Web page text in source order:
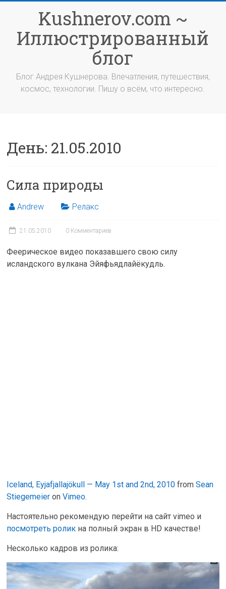
содержимомуKushnerov.com ~
Иллюстрированный
блог
Блог Андрея Кушнерова. Впечатления, путешествия,
космос, технологии. Пишу о всём, что интересно.
День: 21.05.2010
Сила природы
Andrew Релакс
21.05.2010 0 Комментариев
Феерическое видео показавшего свою силу
исландского вулкана Эйяфьядлайёкудль.
Iceland, Eyjafjallajökull — May 1st and 2nd, 2010 fromSean
Stiegemeier onVimeo.
Настоятельно рекомендую перейти на сайт vimeo и
посмотреть ролик на полный экран в HD качестве!
Несколько кадров из ролика: